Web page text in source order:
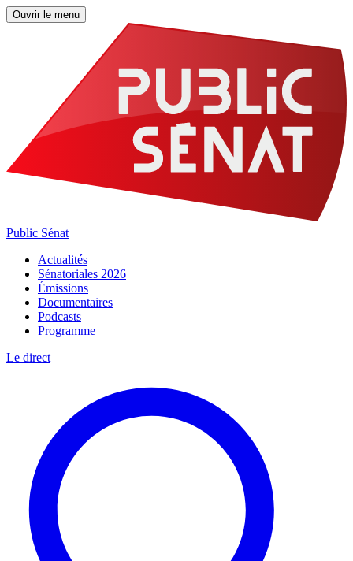
Ouvrir le menu
Public Sénat
Actualités
Sénatoriales 2026
Émissions
Documentaires
Podcasts
Programme
Le direct